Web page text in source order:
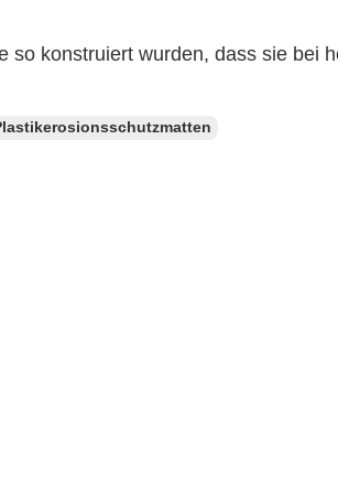
so konstruiert wurden, dass sie bei